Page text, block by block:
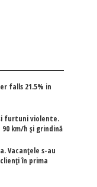
falls 21.5% in
furtuni violente.
km/h și grindină
Vacanțele s-au
în prima